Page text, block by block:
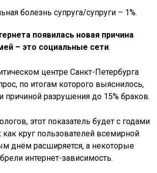
болезнь супруга/супруги – 1%.
появилась новая причина
– это социальные сети.
центре Санкт-Петербурга
по итогам которого выяснилось,
причиной разрушения до 15% браков.
этот показатель будет с годами
как круг пользователей всемирной
днём расширяется, а некоторые
интернет-зависимость.